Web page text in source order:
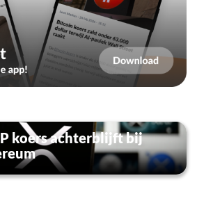
koers achterblijft bij